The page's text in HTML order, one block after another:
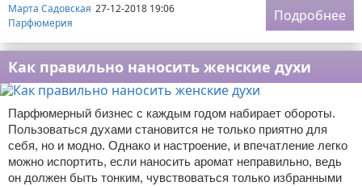
Марта Садовская 27-12-2018 19:06
Парфюмерия
Подробнее
Как правильно наносить женские духи
Парфюмерный бизнес с каждым годом набирает обороты.
Пользоваться духами становится не только приятно для
себя, но и модно. Однако и настроение, и впечатление легко
можно испортить, если наносить аромат неправильно, ведь
он должен быть тонким, чувствоваться только избранными